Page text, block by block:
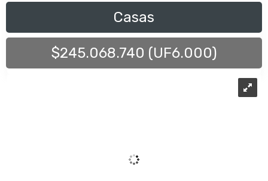
Casas
$245.068.740 (UF6.000)